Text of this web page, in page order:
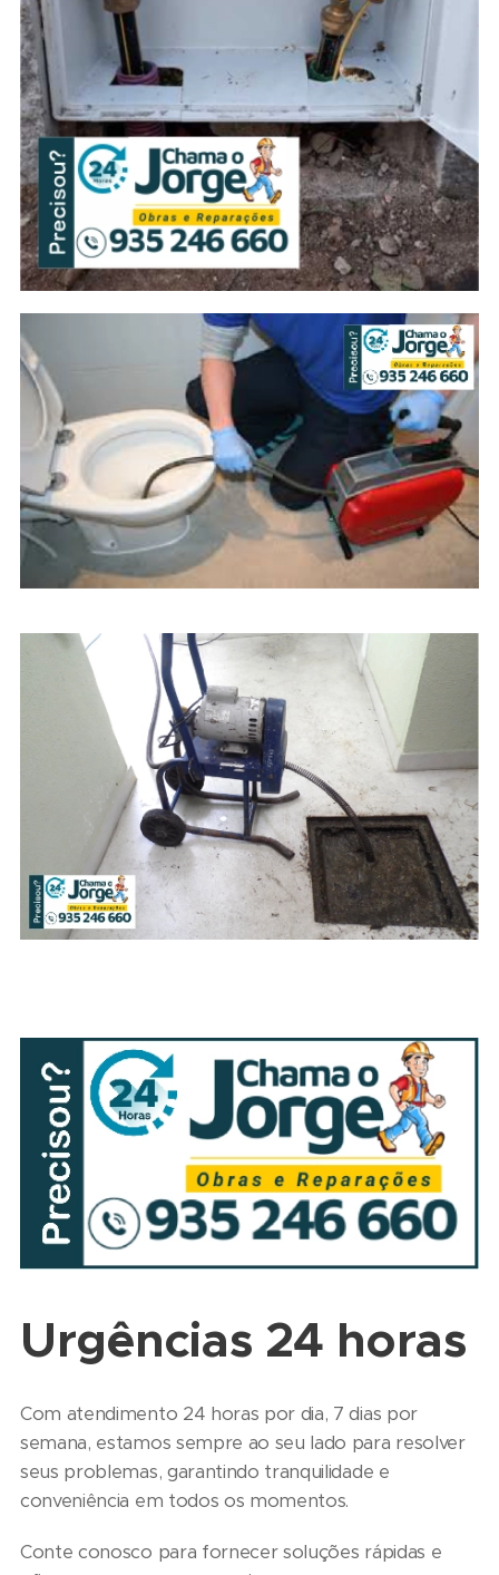
Urgências 24 horas
Com atendimento 24 horas por dia, 7 dias por
semana, estamos sempre ao seu lado para resolver
seus problemas, garantindo tranquilidade e
conveniência em todos os momentos.
Conte conosco para fornecer soluções rápidas e